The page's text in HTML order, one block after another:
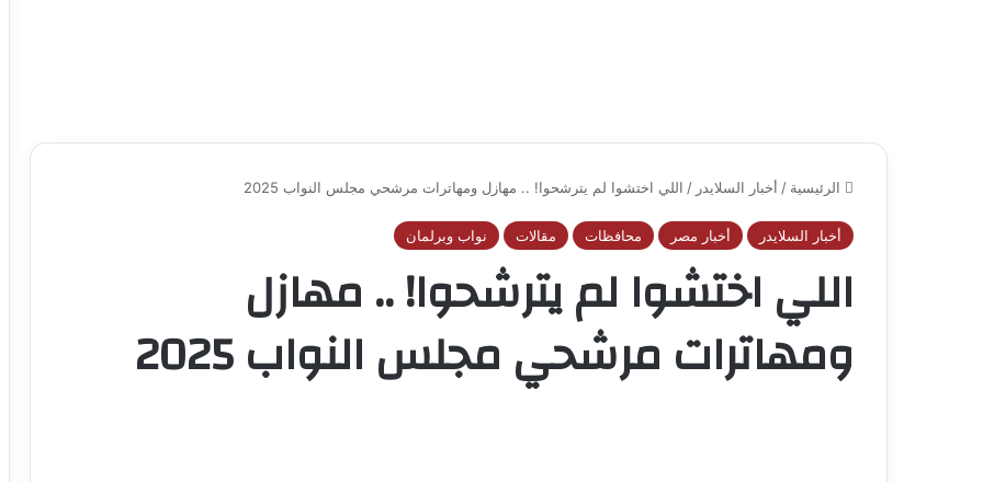
الرئيسية / أخبار السلايدر / اللي اختشوا لم يترشحوا! .. مهازل ومهاترات مرشحي مجلس النواب 2025
أخبار السلايدر أخبار مصر محافظات مقالات نواب وبرلمان
اللي اختشوا لم يترشحوا! .. مهازل
ومهاترات مرشحي مجلس النواب 2025